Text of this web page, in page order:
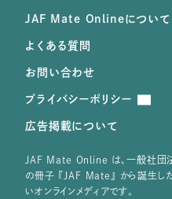
JAF Mate Onlineについて
よくある質問
お問い合わせ
プライバシーポリシー
広告掲載について
JAF Mate Online は、⼀般社団
の冊子 『JAF Mate』 から誕⽣し
いオンラインメディアです。